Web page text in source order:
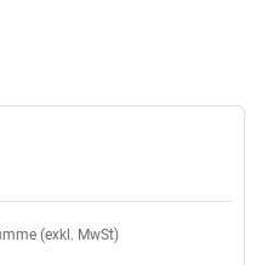
(exkl. MwSt)